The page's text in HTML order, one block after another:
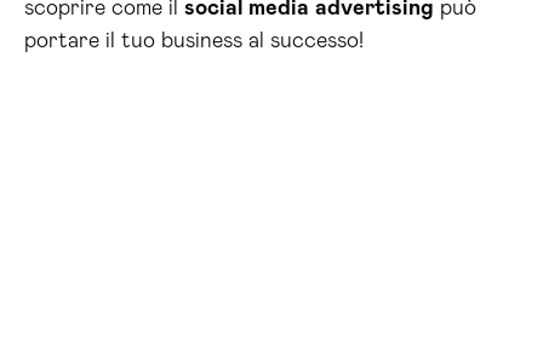
scoprire come il social media advertising può
portare il tuo business al successo!